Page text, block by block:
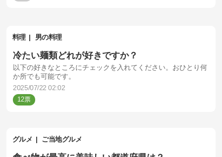
料理 男の料理
冷たい麺類どれが好きですか？
以下の好きなところにチェックを入れてください。おひとり何
か所でも可能です。
2025/07/22 02:02
12
グルメ ご当地グルメ